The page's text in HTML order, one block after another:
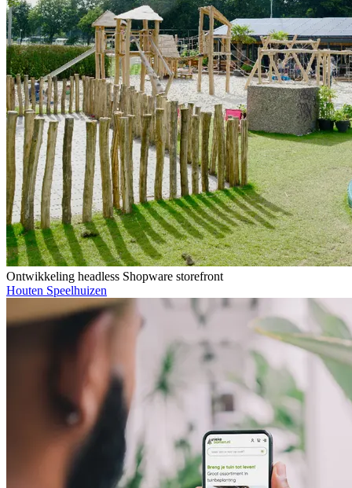
Ontwikkeling headless Shopware storefront
Houten Speelhuizen